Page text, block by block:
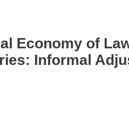
Economy of
Informal